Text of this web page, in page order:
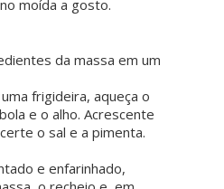
moída a gosto.
da massa em um
frigideira, aqueça o
e o alho. Acrescente
o sal e a pimenta.
e enfarinhado,